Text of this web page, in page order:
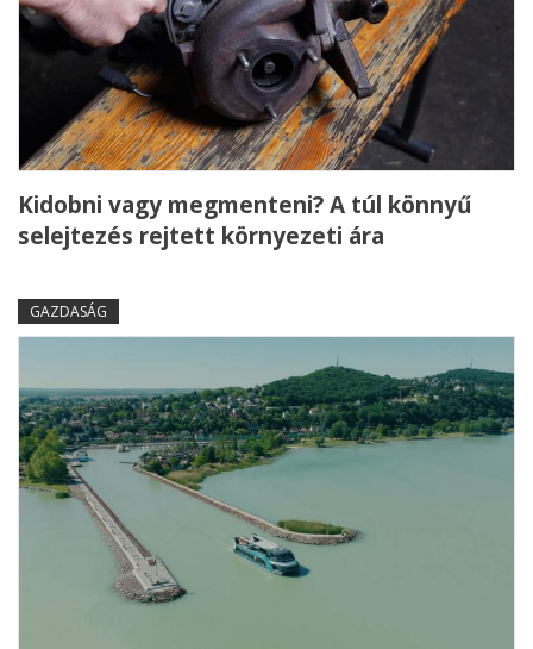
Kidobni vagy megmenteni? A túl könnyű
selejtezés rejtett környezeti ára
GAZDASÁG